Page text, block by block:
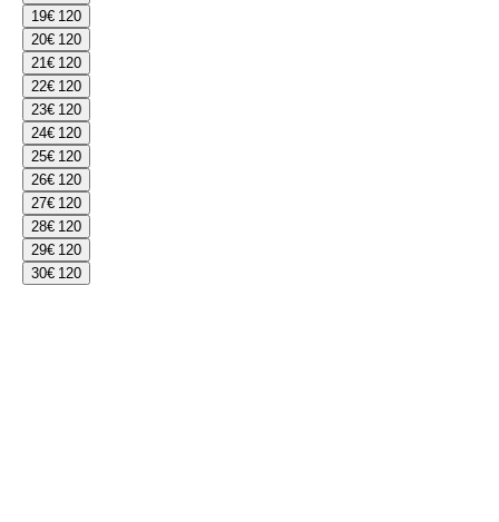
19€ 120
20€ 120
21€ 120
22€ 120
23€ 120
24€ 120
25€ 120
26€ 120
27€ 120
28€ 120
29€ 120
30€ 120